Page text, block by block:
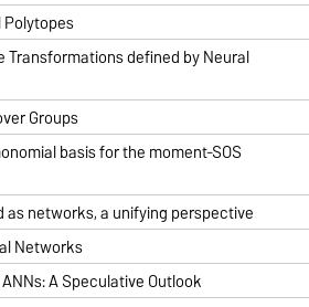
Polytopes
defined by Neural
Groups
basis for the moment-SOS
networks, a unifying perspective
Networks
A Speculative Outlook